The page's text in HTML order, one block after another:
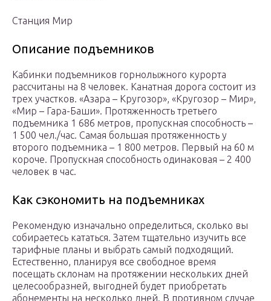
Станция Мир
Описание подъемников
Кабинки подъемников горнолыжного курорта
рассчитаны на 8 человек. Канатная дорога состоит из
трех участков. «Азара – Кругозор», «Кругозор – Мир»,
«Мир – Гара-Баши». Протяженность третьего
подъемника 1 686 метров, пропускная способность –
1 500 чел./час. Самая большая протяженность у
второго подъемника – 1 800 метров. Первый на 60 м
короче. Пропускная способность одинаковая – 2 400
человек в час.
Как сэкономить на подъемниках
Рекомендую изначально определиться, сколько вы
собираетесь кататься. Затем тщательно изучить все
тарифные планы и выбрать самый подходящий.
Естественно, планируя все свободное время
посещать склонам на протяжении нескольких дней
целесообразней, выгодней будет приобретать
абонементы на несколько дней. В противном случае